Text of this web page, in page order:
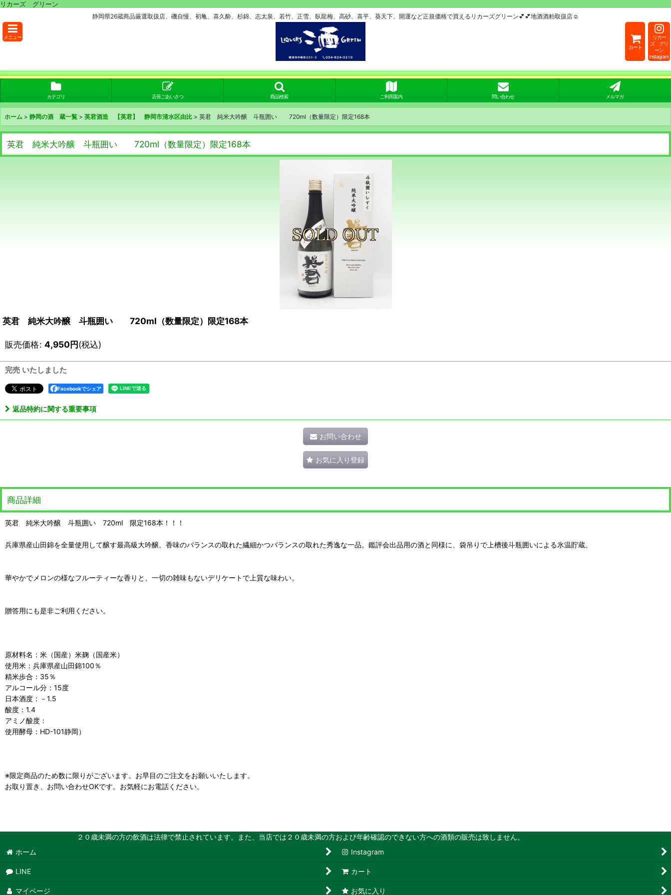
リカーズ グリーン
静岡県26蔵商品厳選取扱店、磯自慢、初亀、喜久酔、杉錦、志太泉、若竹、正雪、臥龍梅、高砂、喜平、葵天下、開運など正規価格で買えるリカーズグリーン💕💕地酒酒粕取扱店☺
メニュー
カート
リカー
ズ グリ
ーン
Instagram
カテゴリ 店長ごあいさつ 商品検索 ご利用案内 問い合わせ メルマガ
ホーム > 静岡の酒 蔵一覧 > 英君酒造 【英君】 静岡市清水区由比 > 英君 純米大吟醸 斗瓶囲い 720ml（数量限定）限定168本
英君 純米大吟醸 斗瓶囲い 720ml（数量限定）限定168本
英君 純米大吟醸 斗瓶囲い 720ml（数量限定）限定168本
販売価格: 4,950円(税込)
完売 いたしました
Facebookでシェア
返品特約に関する重要事項
お問い合わせ
お気に入り登録
商品詳細
英君 純米大吟醸 斗瓶囲い 720ml 限定168本！！！
兵庫県産山田錦を全量使用して醸す最高級大吟醸。香味のバランスの取れた繊細かつバランスの取れた秀逸な一品。鑑評会出品用の酒と同様に、袋吊りで上槽後斗瓶囲いによる氷温貯蔵。
華やかでメロンの様なフルーティーな香りと、一切の雑味もないデリケートで上質な味わい。
贈答用にも是非ご利用ください。
原材料名：米（国産）米麹（国産米）
使用米：兵庫県産山田錦100％
精米歩合：35％
アルコール分：15度
日本酒度：－1.5
酸度：1.4
アミノ酸度：
使用酵母：HD-101静岡）
※限定商品のため数に限りがございます。お早目のご注文をお願いいたします。
お取り置き、お問い合わせOKです。お気軽にお電話ください。
２０歳未満の方の飲酒は法律で禁止されています。また、当店では２０歳未満の方および年齢確認のできない方への酒類の販売は致しません。
ホーム
Instagram
LINE カート
マイページ お気に入り